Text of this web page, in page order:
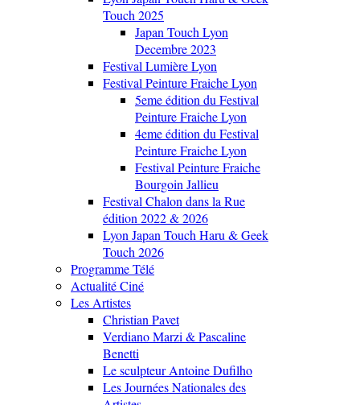
Touch 2025
Japan Touch Lyon
Decembre 2023
Festival Lumière Lyon
Festival Peinture Fraiche Lyon
5eme édition du Festival
Peinture Fraiche Lyon
4eme édition du Festival
Peinture Fraiche Lyon
Festival Peinture Fraiche
Bourgoin Jallieu
Festival Chalon dans la Rue
édition 2022 & 2026
Lyon Japan Touch Haru & Geek
Touch 2026
Programme Télé
Actualité Ciné
Les Artistes
Christian Pavet
Verdiano Marzi & Pascaline
Benetti
Le sculpteur Antoine Dufilho
Les Journées Nationales des